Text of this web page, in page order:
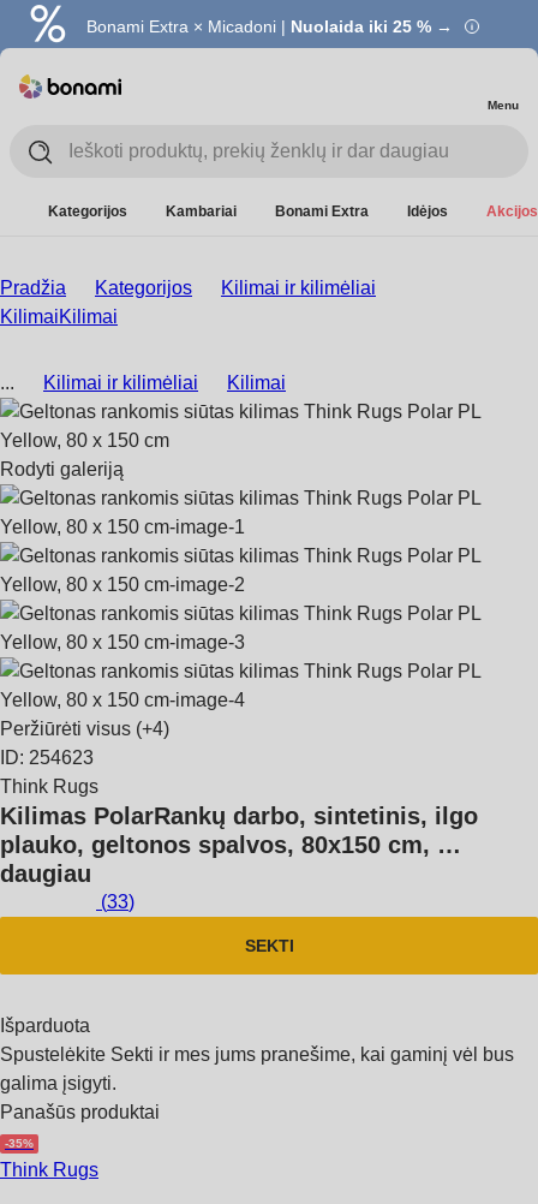
Bonami Extra × Micadoni | Nuolaida iki 25 % →
Menu
Kategorijos Kambariai Bonami Extra Idėjos
Pradžia Kategorijos
Kilimai ir kilimėliai
KilimaiKilimai
... Kilimai ir kilimėliai Kilimai
Rodyti galeriją
Peržiūrėti visus (+4)
ID: 254623
Think Rugs
Kilimas PolarRankų darbo, sintetinis, ilgo
plauko, geltonos spalvos, 80x150 cm, …
daugiau
(33)
SEKTI
Išparduota
Spustelėkite Sekti ir mes jums pranešime, kai gaminį vėl bus
galima įsigyti.
Panašūs produktai
-35%
Think Rugs